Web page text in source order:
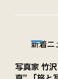
新着ニ
写真家 竹